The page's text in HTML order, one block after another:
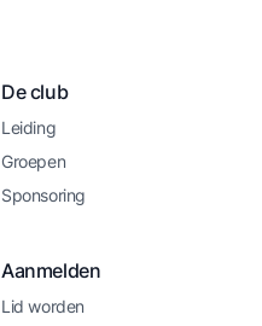
De club
Leiding
Groepen
Sponsoring
Aanmelden
Lid worden